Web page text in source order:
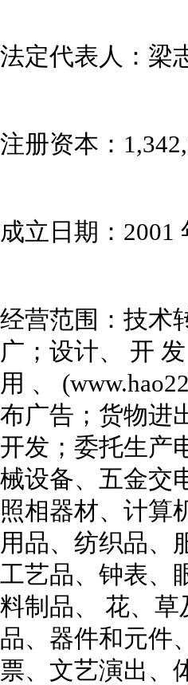
法定代表人：梁
注册资本：
成立日期：2001
经营范围：技术
广；设计、 开
用 、
布广告；货物进
开发；委托生产
械设备、五金交
照相器材、计算
用品、纺织品、
工艺品、钟表、
料制品、 花、
品、器件和元件
票、文艺演出、